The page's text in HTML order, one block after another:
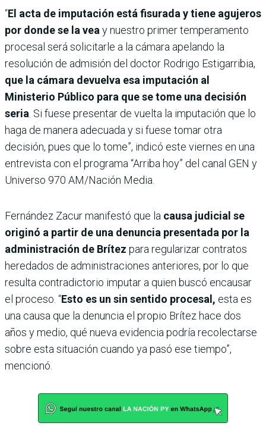
“El acta de imputación está fisurada y tiene agujeros
por donde se la vea y nuestro primer temperamento
procesal será solicitarle a la cámara apelando la
resolución de admisión del doctor Rodrigo Estigarribia,
que la cámara devuelva esa imputación al
Ministerio Público para que se tome una decisión
seria . Si fuese presentar de vuelta la imputación que lo
haga de manera adecuada y si fuese tomar otra
decisión, pues que lo tome”, indicó este viernes en una
entrevista con el programa “Arriba hoy” del canal GEN y
Universo 970 AM/Nación Media.
Fernández Zacur manifestó que la causa judicial se
originó a partir de una denuncia presentada por la
administración de Brítez para regularizar contratos
heredados de administraciones anteriores, por lo que
resulta contradictorio imputar a quien buscó encausar
el proceso. “Esto es un sin sentido procesal, esta es
una causa que la denuncia el propio Brítez hace dos
años y medio, qué nueva evidencia podría recolectarse
sobre esta situación cuando ya pasó ese tiempo”,
mencionó.